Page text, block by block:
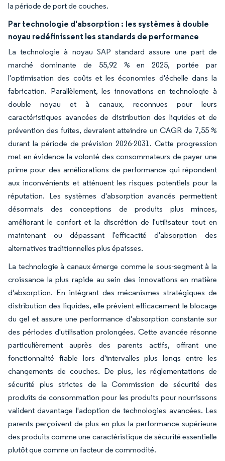
la période de port de couches.
Par technologie d'absorption : les systèmes à double
noyau redéfinissent les standards de performance
La technologie à noyau SAP standard assure une part de
marché dominante de 55,92 % en 2025, portée par
l'optimisation des coûts et les économies d'échelle dans la
fabrication. Parallèlement, les innovations en technologie à
double noyau et à canaux, reconnues pour leurs
caractéristiques avancées de distribution des liquides et de
prévention des fuites, devraient atteindre un CAGR de 7,55 %
durant la période de prévision 2026-2031. Cette progression
met en évidence la volonté des consommateurs de payer une
prime pour des améliorations de performance qui répondent
aux inconvénients et atténuent les risques potentiels pour la
réputation. Les systèmes d'absorption avancés permettent
désormais des conceptions de produits plus minces,
améliorant le confort et la discrétion de l'utilisateur tout en
maintenant ou dépassant l'efficacité d'absorption des
alternatives traditionnelles plus épaisses.
La technologie à canaux émerge comme le sous-segment à la
croissance la plus rapide au sein des innovations en matière
d'absorption. En intégrant des mécanismes stratégiques de
distribution des liquides, elle prévient efficacement le blocage
du gel et assure une performance d'absorption constante sur
des périodes d'utilisation prolongées. Cette avancée résonne
particulièrement auprès des parents actifs, offrant une
fonctionnalité fiable lors d'intervalles plus longs entre les
changements de couches. De plus, les réglementations de
sécurité plus strictes de la Commission de sécurité des
produits de consommation pour les produits pour nourrissons
valident davantage l'adoption de technologies avancées. Les
parents perçoivent de plus en plus la performance supérieure
des produits comme une caractéristique de sécurité essentielle
plutôt que comme un facteur de commodité.